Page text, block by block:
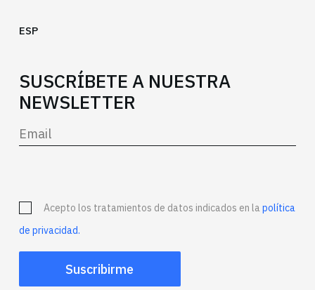
ESP
SUSCRÍBETE A NUESTRA
NEWSLETTER
Acepto los tratamientos de datos indicados en lapolítica
de privacidad.